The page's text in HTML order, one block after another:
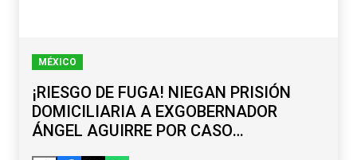
MÉXICO
¡RIESGO DE FUGA! NIEGAN PRISIÓN
DOMICILIARIA A EXGOBERNADOR
ÁNGEL AGUIRRE POR CASO